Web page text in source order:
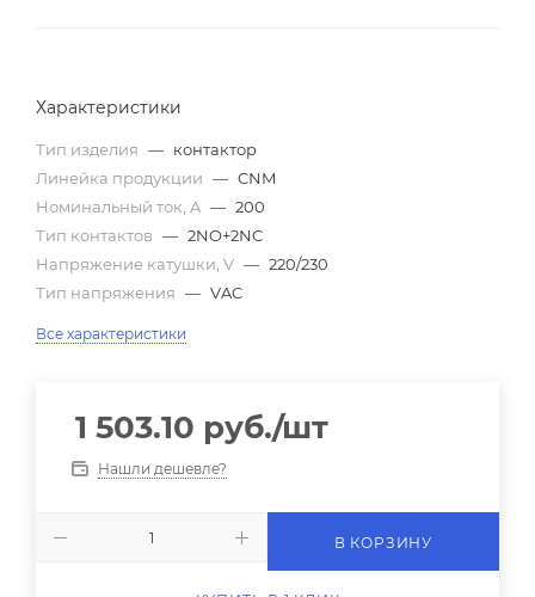
Характеристики
Тип изделия — контактор
Линейка продукции — CNM
Номинальный ток, A — 200
Тип контактов — 2NO+2NC
Напряжение катушки, V — 220/230
Тип напряжения — VAC
Все характеристики
1 503.10 руб./шт
Нашли дешевле?
В КОРЗИНУ